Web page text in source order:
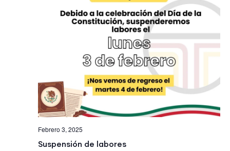
Febrero 3, 2025
Suspensión de labores